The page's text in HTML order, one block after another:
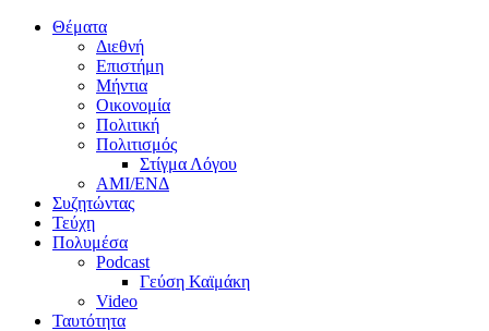
Θέματα
Διεθνή
Επιστήμη
Μήντια
Οικονομία
Πολιτική
Πολιτισμός
Στίγμα Λόγου
AMI/ΕΝΔ
Συζητώντας
Τεύχη
Πολυμέσα
Podcast
Γεύση Καϊμάκη
Video
Ταυτότητα